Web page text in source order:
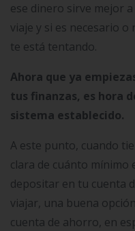
ese dinero sirve mejor
viaje y si es necesario o
te está tentando.
Ahora que ya
tus finanzas, es hora
sistema establecido.
A este punto, cuando
clara de cuánto mínimo
depositar en tu cuenta
viajar, una buena
cuenta de ahorro, en